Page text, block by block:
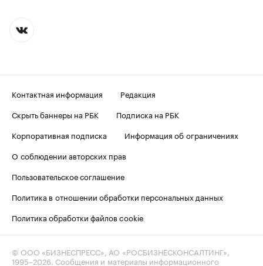
Контактная информация
Редакция
Скрыть баннеры на РБК
Подписка на РБК
Корпоративная подписка
Информация об ограничениях
О соблюдении авторских прав
Пользовательское соглашение
Политика в отношении обработки персональных данных
Политика обработки файлов cookie
© ООО «БИЗНЕСПРЕСС», АО «РОСБИЗНЕСКОНСАЛТИНГ»,
1995–2026 . Сообщения и материалы информационного